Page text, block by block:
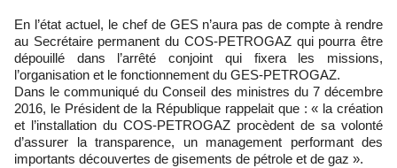
En l’état actuel, le chef de GES n’aura pas de compte à rendre
au Secrétaire permanent du COS-PETROGAZ qui pourra être
dépouillé dans l’arrêté conjoint qui fixera les missions,
l’organisation et le fonctionnement du GES-PETROGAZ.
Dans le communiqué du Conseil des ministres du 7 décembre
2016, le Président de la République rappelait que : « la création
et l’installation du COS-PETROGAZ procèdent de sa volonté
d’assurer la transparence, un management performant des
importants découvertes de gisements de pétrole et de gaz ».